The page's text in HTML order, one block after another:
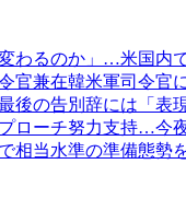
わるのか」…米国内
官兼在韓米軍司令官
後の告別辞には「表
ローチ努力支持…今
相当水準の準備態勢